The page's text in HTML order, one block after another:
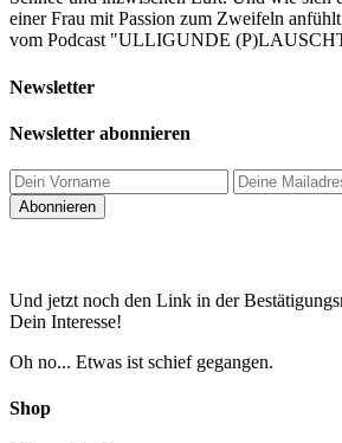
einer Frau mit Passion zum Zweifeln
vom Podcast "ULLIGUNDE
Newsletter
Newsletter abonnieren
Und jetzt noch den Link in der
Dein Interesse!
Oh no... Etwas ist schief gegangen.
Shop